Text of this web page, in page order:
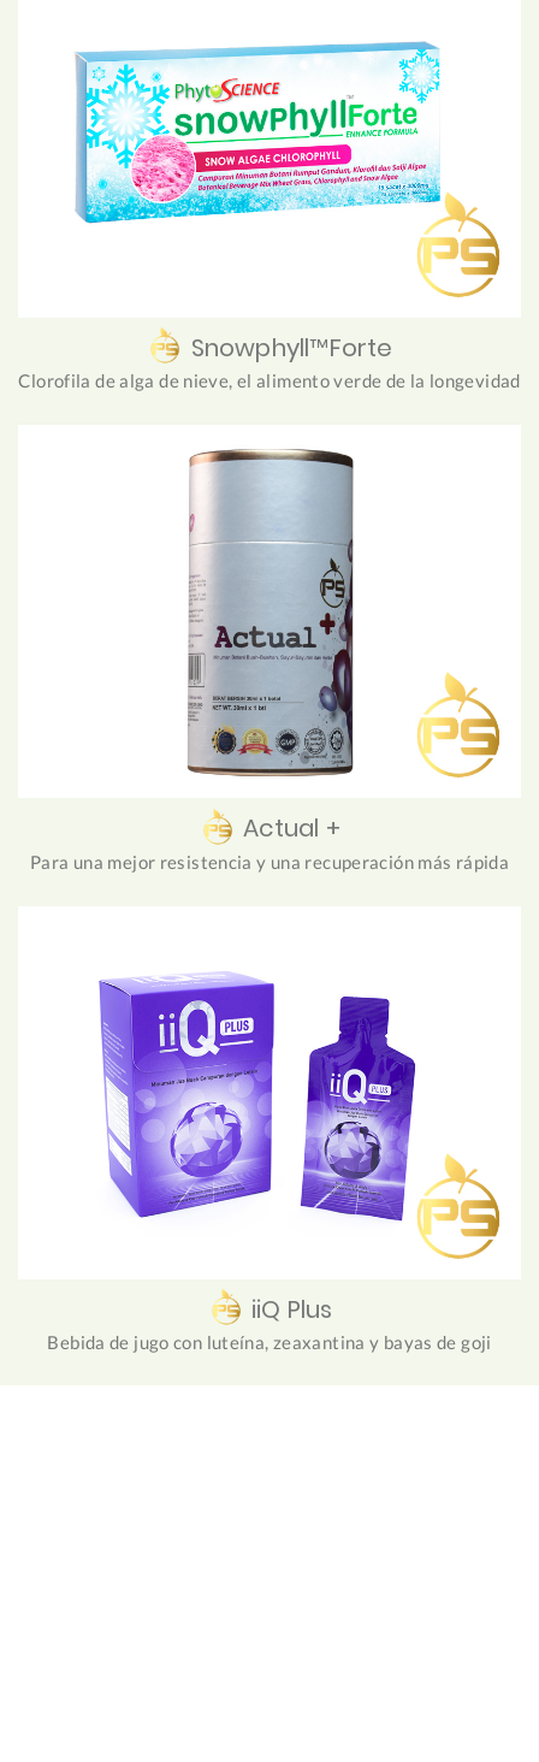
Snowphyll™Forte
Clorofila de alga de nieve, el alimento verde de la longevidad
Actual +
Para una mejor resistencia y una recuperación más rápida
iiQ Plus
Bebida de jugo con luteína, zeaxantina y bayas de goji